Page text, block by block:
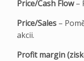
Price/Cash Flow–
Price/Sales –
akcii.
Profit margin